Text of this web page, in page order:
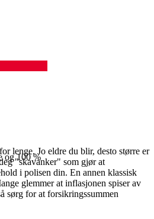
og 100 %
lenge. Jo eldre du blir, desto større er
"skavanker" som gjør at
i polisen din. En annen klassisk
glemmer at inflasjonen spiser av
sørg for at forsikringssummen